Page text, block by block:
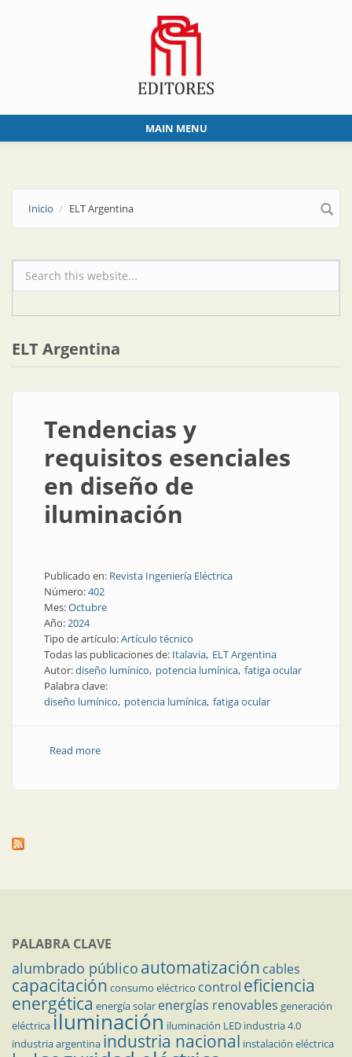
MAIN MENU
Inicio ELT Argentina
Formulario de búsqueda
ELT Argentina
Tendencias y
requisitos esenciales
en diseño de
iluminación
Publicado en: Revista Ingeniería Eléctrica
Número:402
Mes:Octubre
Año:2024
Tipo de artículo:Artículo técnico
Todas las publicaciones de: Italavia ELT Argentina
Autor:diseño lumínico potencia lumínica fatiga ocular
Palabra clave:
diseño lumínico potencia lumínica fatiga ocular
Read moreabout Tendencias y requisitos esenciales en diseño de
PALABRA CLAVE
alumbrado público automatización cables
capacitación consumo eléctrico control eficiencia
energética energía solar energías renovables generación
eléctricailuminación iluminación LED industria 4.0
industria argentina industria nacional instalación eléctrica